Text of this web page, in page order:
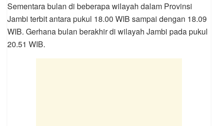
Sementara bulan di beberapa wilayah dalam Provinsi
Jambi terbit antara pukul 18.00 WIB sampai dengan 18.09
WIB. Gerhana bulan berakhir di wilayah Jambi pada pukul
20.51 WIB.